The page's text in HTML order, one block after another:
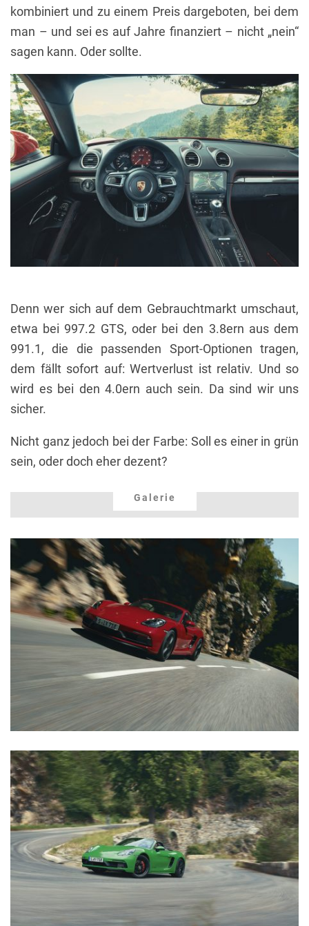
kombiniert und zu einem Preis dargeboten, bei dem
man – und sei es auf Jahre finanziert – nicht „nein“
sagen kann. Oder sollte.
Denn wer sich auf dem Gebrauchtmarkt umschaut,
etwa bei 997.2 GTS, oder bei den 3.8ern aus dem
991.1, die die passenden Sport-Optionen tragen,
dem fällt sofort auf: Wertverlust ist relativ. Und so
wird es bei den 4.0ern auch sein. Da sind wir uns
sicher.
Nicht ganz jedoch bei der Farbe: Soll es einer in grün
sein, oder doch eher dezent?
Galerie